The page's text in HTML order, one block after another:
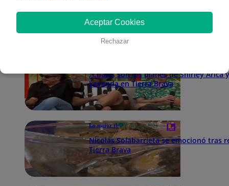
Solabarrieta en Tierra Brava
¿Cuáles son los planes de Shirley
Leyenda en Tierra Brava
Lo mejor tb 03 de marzo 2024
Nicolás Solabarrieta se emocionó tras
Tierra Brava
Aceptar Cookies
Rechazar